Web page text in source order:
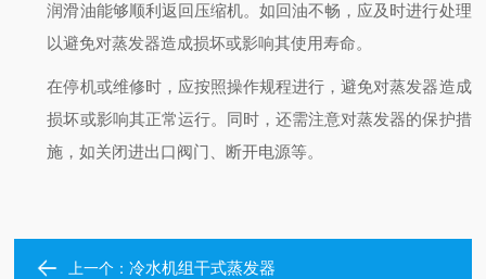
润滑油能够顺利返回压缩机。如回油不畅，应及时进行处理
以避免对蒸发器造成损坏或影响其使用寿命。
在停机或维修时，应按照操作规程进行，避免对蒸发器造成
损坏或影响其正常运行。同时，还需注意对蒸发器的保护措
施，如关闭进出口阀门、断开电源等。
上一个：冷水机组干式蒸发器